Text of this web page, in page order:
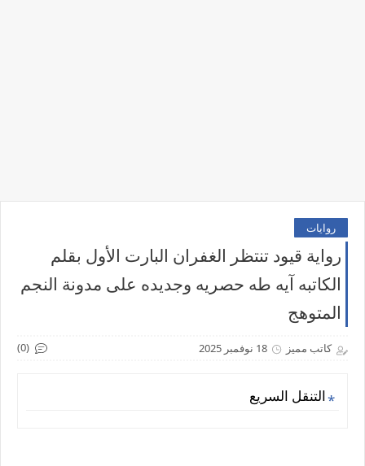
روايات
رواية قيود تنتظر الغفران البارت الأول بقلم
الكاتبه آيه طه حصريه وجديده على مدونة النجم
المتوهج
كاتب مميز 18 نوفمبر 2025 (0)
التنقل السريع